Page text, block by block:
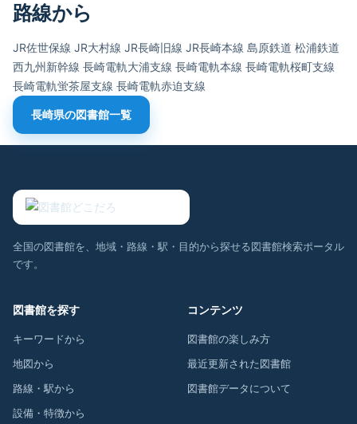
路線から
JR佐世保線 JR大村線 JR長崎旧線 JR長崎本線 島原鉄道 松浦鉄道
西九州新幹線 長崎電軌大浦支線 長崎電軌本線 長崎電軌桜町支線
長崎電軌蛍茶屋支線 長崎電軌赤迫支線
長崎県の図書館一覧
全国の図書館を、地域・路線・駅・目的から探せる図書館検索ポータル
です。
図書館を探す
キーワードから
地図から
路線・駅から
設備・特徴から
コンテンツ
図書館の楽しみ方
最近更新された図書館
図書館データについて